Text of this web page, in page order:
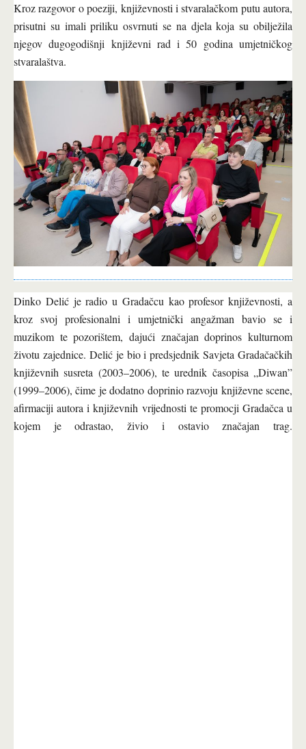
Kroz razgovor o poeziji, književnosti i stvaralačkom putu autora,
prisutni su imali priliku osvrnuti se na djela koja su obilježila
njegov dugogodišnji književni rad i 50 godina umjetničkog
stvaralaštva.
Dinko Delić je radio u Gradačcu kao profesor književnosti, a
kroz svoj profesionalni i umjetnički angažman bavio se i
muzikom te pozorištem, dajući značajan doprinos kulturnom
životu zajednice. Delić je bio i predsjednik Savjeta Gradačačkih
književnih susreta (2003–2006), te urednik časopisa „Diwan”
(1999–2006), čime je dodatno doprinio razvoju književne scene,
afirmaciji autora i književnih vrijednosti te promocji Gradačca u
kojem je odrastao, živio i ostavio značajan trag.